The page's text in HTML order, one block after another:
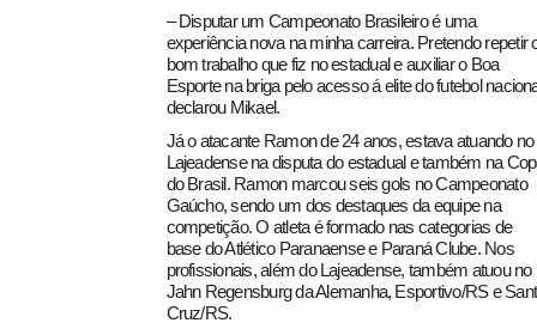
– Disputar um Campeonato Brasileiro é uma
experiência nova na minha carreira. Pretendo repetir
bom trabalho que fiz no estadual e auxiliar o Boa
Esporte na briga pelo acesso á elite do futebol
declarou Mikael.
Já o atacante Ramon de 24 anos, estava atuando no
Lajeadense na disputa do estadual e também na
do Brasil. Ramon marcou seis gols no Campeonato
Gaúcho, sendo um dos destaques da equipe na
competição. O atleta é formado nas categorias de
base do Atlético Paranaense e Paraná Clube. Nos
profissionais, além do Lajeadense, também atuou no
Jahn Regensburg da Alemanha, Esportivo/RS e
Cruz/RS.